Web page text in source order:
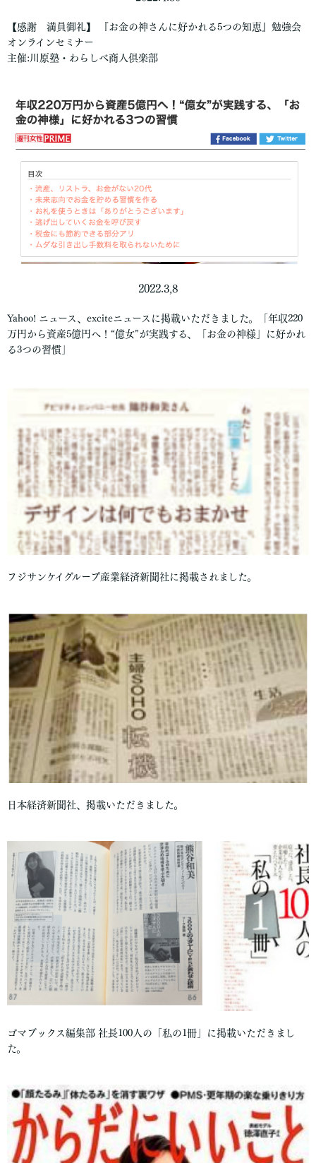
【感謝 満員御礼】 『お金の神さんに好かれる5つの知恵』勉強会
オンラインセミナー
主催:川原塾・わらしべ商人倶楽部
2022.3,8
Yahoo! ニュース、exciteニュースに掲載いただきました。「年収220
万円から資産5億円へ！“億女”が実践する、「お金の神様」に好かれ
る3つの習慣」
フジサンケイグループ産業経済新聞社に掲載されました。
日本経済新聞社、掲載いただきました。
ゴマブックス編集部 社長100人の「私の1冊」に掲載いただきまし
た。